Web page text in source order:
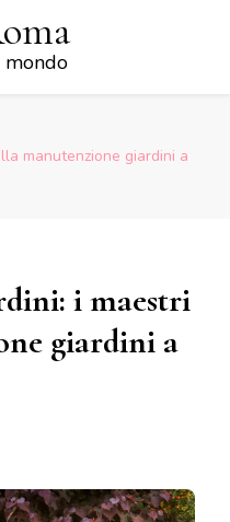
manutenzione giardini a
i maestri
giardini a